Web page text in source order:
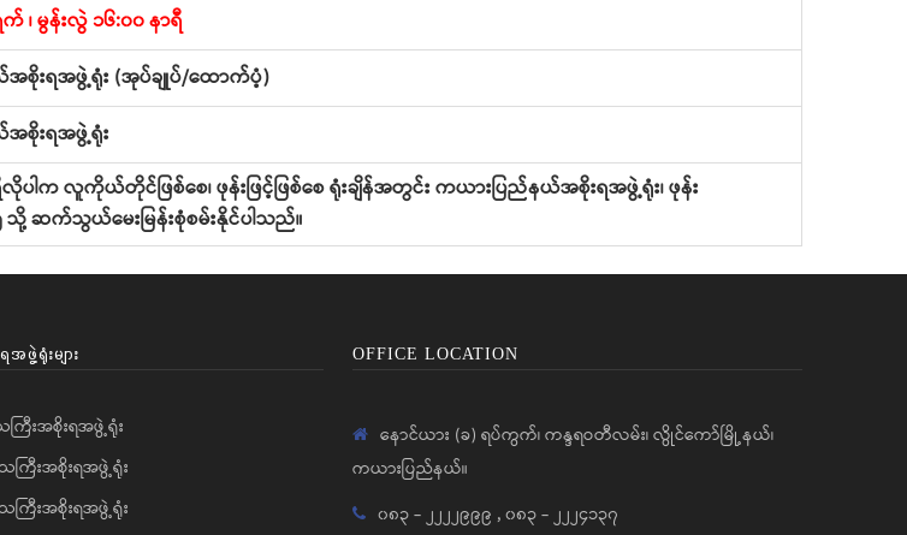
၊ မွန်းလွဲ ၁၆:၀၀ နာရီ
စိုးရအဖွဲ့ရုံး (အုပ်ချုပ်/ထောက်ပံ့)
စိုးရအဖွဲ့ရုံး
က လူကိုယ်တိုင်ဖြစ်စေ၊ ဖုန်းဖြင့်ဖြစ်စေ ရုံးချိန်အတွင်း ကယားပြည်နယ်အစိုးရအဖွဲ့ရုံး၊ ဖုန်း
သို့ ဆက်သွယ်မေးမြန်းစုံစမ်းနိုင်ပါသည်။
ဖွဲ့ရုံးများ
ြီးအစိုးရအဖွဲ့ရုံး
ကြီးအစိုးရအဖွဲ့ရုံး
ကြီးအစိုးရအဖွဲ့ရုံး
OFFICE LOCATION
နောင်ယား (ခ) ရပ်ကွက်၊ ကန္ဒရဝတီလမ်း၊ လွိုင်ကော်မြို့နယ်၊
ကယားပြည်နယ်။
၀၈၃ - ၂၂၂၂၉၉၉ ,၀၈၃ - ၂၂၂၄၁၃၇